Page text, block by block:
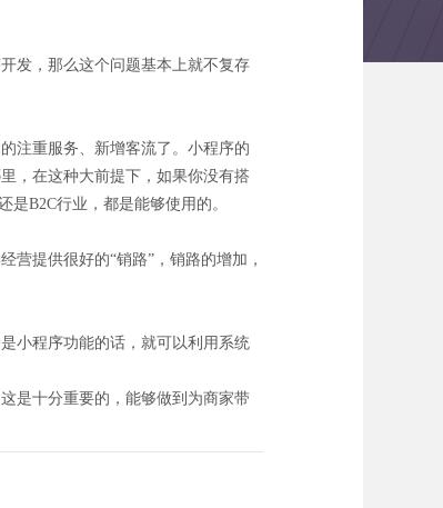
发，那么这个问题基本上就不复存
注重服务、新增客流了。小程序的
，在这种大前提下，如果你没有搭
B2C行业，都是能够使用的。
营提供很好的“销路”，销路的增加，
小程序功能的话，就可以利用系统
是十分重要的，能够做到为商家带